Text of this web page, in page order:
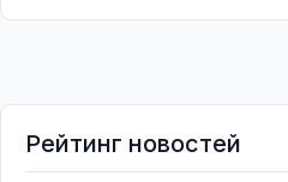
Рейтинг новостей